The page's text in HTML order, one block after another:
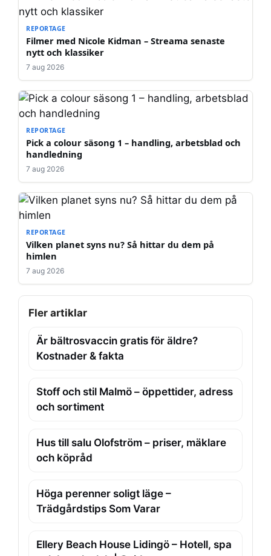
REPORTAGE
Filmer med Nicole Kidman – Streama senaste
nytt och klassiker
7 aug 2026
REPORTAGE
Pick a colour säsong 1 – handling, arbetsblad och
handledning
7 aug 2026
REPORTAGE
Vilken planet syns nu? Så hittar du dem på
himlen
7 aug 2026
Fler artiklar
Är bältrosvaccin gratis för äldre?
Kostnader & fakta
Stoff och stil Malmö – öppettider, adress
och sortiment
Hus till salu Olofström – priser, mäklare
och köpråd
Höga perenner soligt läge –
Trädgårdstips Som Varar
Ellery Beach House Lidingö – Hotell, spa